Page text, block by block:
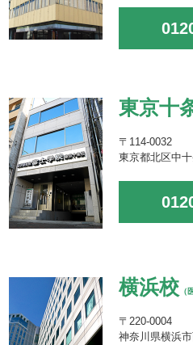
東京十
〒114-0032
東京都北区中
横浜校 （
〒220-0004
神奈川県横浜